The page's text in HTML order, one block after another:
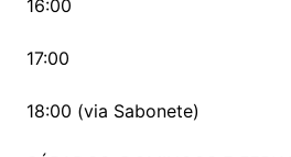
16:00
17:00
18:00 (via Sabonete)